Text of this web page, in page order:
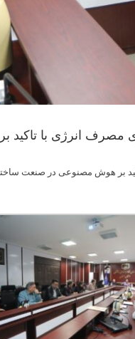
مصرف انرژی با
بر هوش مصنوعی در صنعت